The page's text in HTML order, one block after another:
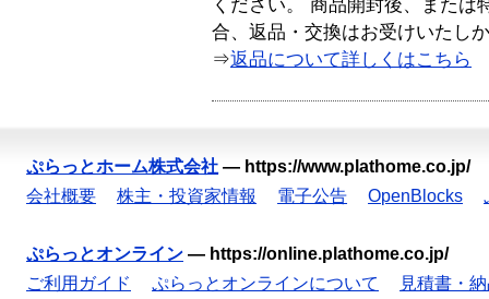
ください。 商品開封後、または
合、返品・交換はお受けいたし
⇒返品について詳しくはこちら
ぷらっとホーム株式会社 — https://www.plathome.co.jp/
会社概要
株主・投資家情報 電子公告 OpenBlocks
ぷらっとオンライン — https://online.plathome.co.jp/
ご利用ガイド
ぷらっとオンラインについて
見積書・